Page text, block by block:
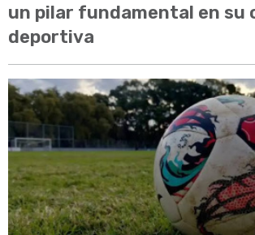
un pilar fundamental en su
deportiva